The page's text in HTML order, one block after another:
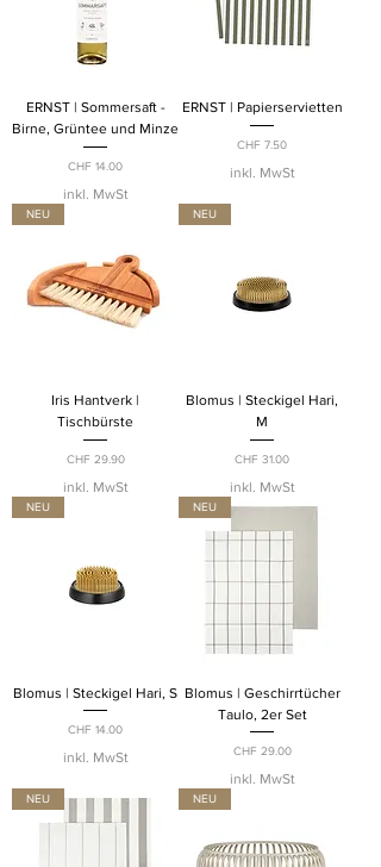
ERNST | Sommersaft -
Birne, Grüntee und Minze
Preis
CHF 14.00
inkl. MwSt
ERNST | Papierservietten
Preis
CHF 7.50
inkl. MwSt
NEU
Iris Hantverk |
Tischbürste
Preis
CHF 29.90
inkl. MwSt
NEU
Blomus | Steckigel Hari,
M
Preis
CHF 31.00
inkl. MwSt
NEU
Blomus | Steckigel Hari, S
Preis
CHF 14.00
inkl. MwSt
NEU
Blomus | Geschirrtücher
Taulo, 2er Set
Preis
CHF 29.00
inkl. MwSt
NEU NEU